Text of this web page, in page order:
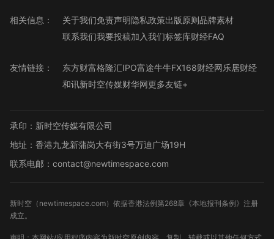
相关信息： 关于我们免责声明隐私政策出版原则品牌素材
联系我们我要投稿加入我们标签库财经FAQ
友情链接： 东方财富格隆汇IPO富途牛牛FX168财经网乐居财经
和讯新时空传媒财华网更多友链+
承印：新时空传媒有限公司
地址：香港九龙新蒲岗大有街3号万迪广场19H
联系电邮：contact@newtimespace.com
新时空（ newtimespace.com）依据香港法例第268章《本地报刊条例》注册
成立。